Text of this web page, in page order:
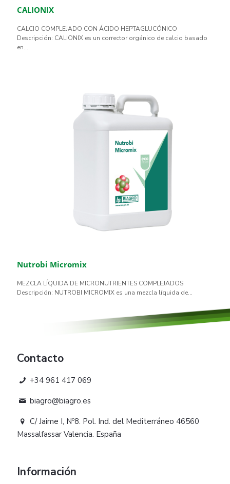
CALIONIX
CALCIO COMPLEJADO CON ÁCIDO HEPTAGLUCÓNICO
Descripción: CALIONIX es un corrector orgánico de calcio basado
en...
Nutrobi Micromix
MEZCLA LÍQUIDA DE MICRONUTRIENTES COMPLEJADOS
Descripción: NUTROBI MICROMIX es una mezcla líquida de...
Contacto
+34 961 417 069
biagro@biagro.es
C/ Jaime I, Nº8. Pol. Ind. del Mediterráneo 46560
Massalfassar Valencia. España
Información